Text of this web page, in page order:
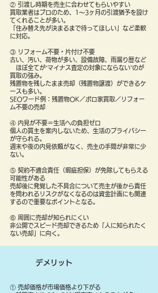
② 引渡し時期を売主に合わせてもらいやすい
買取業者はプロのため、1〜3ヶ月の引渡猶予を設け
てくれることが多い。
「住み替え先が決まるまで待ってほしい」など柔軟
に対応。
③ リフォーム不要・片付け不要
古い、汚い、荷物が多い、設備故障、雨漏り歴など
ほぼ全てが“マイナス査定の対象にならない”のが
買取の強み。
残置物を残したまま売却（残置物譲渡）ができるケ
ースも多い。
SEOワード例：残置物OK／ボロ家買取／リフォー
ム不要の売却
④ 内見が不要＝生活への負担ゼロ
個人の買主を案内しないため、生活のプライバシー
が守られる。
週末や夜の内見依頼がなく、売主の手間が非常に少
ない。
⑤ 契約不適合責任（瑕疵担保）が免除してもらえる
可能性がある
売却後に発覚した不具合について売主が後から責任
を問われるリスクがなくなるのは資金計画にも関連
するので重要なポイントとなる。
⑥ 周囲に売却が知られにくい
非公開でスピード売却できるため「人に知られたく
ない売却」に向く。
デメリット
① 売却価格が市場価格より下がる